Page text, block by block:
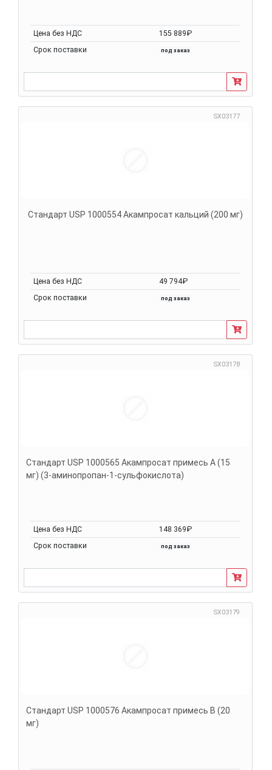
Цена без НДС
155 889₽
Срок поставки
под заказ
SX03177
Стандарт USP 1000554 Акампросат кальций (200 мг)
Цена без НДС
49 794₽
Срок поставки
под заказ
SX03178
Стандарт USP 1000565 Акампросат примесь A (15
мг) (3-аминопропан-1-сульфокислота)
Цена без НДС
148 369₽
Срок поставки
под заказ
SX03179
Стандарт USP 1000576 Акампросат примесь B (20
мг)